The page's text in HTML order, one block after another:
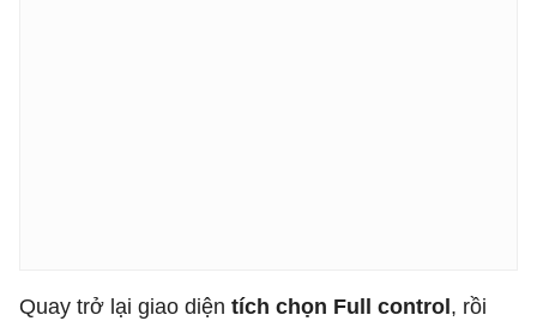
Quay trở lại giao diện tích chọn Full control , rồi